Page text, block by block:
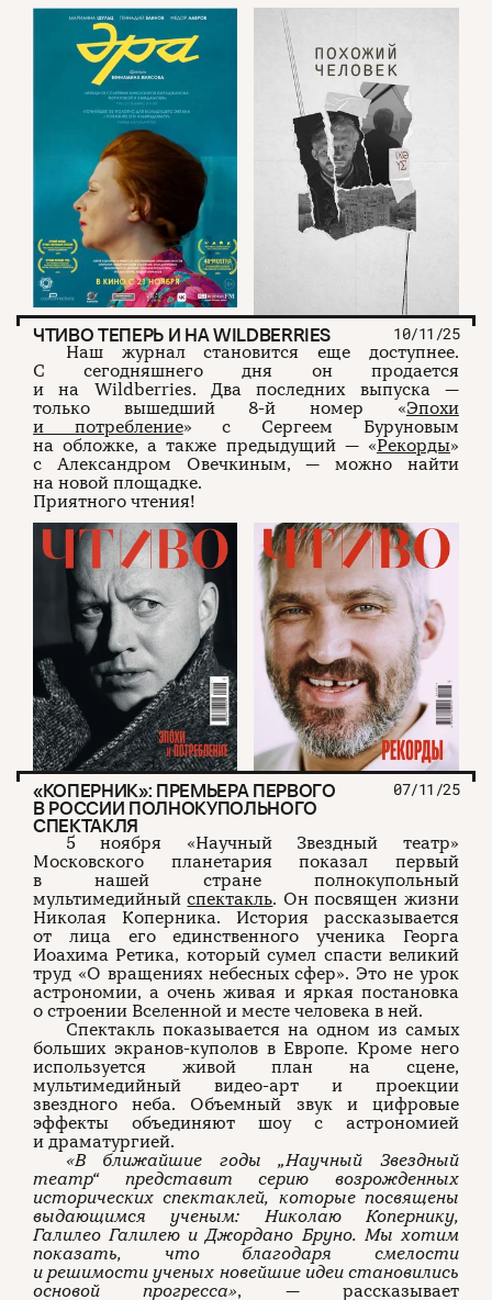
ЧТИВО ТЕПЕРЬ И НА WILDBERRIES 10/11/25
Наш журнал становится еще доступнее.
С сегодняшнего дня он продается
и на Wildberries. Два последних выпуска —
только вышедший 8-й номер «Эпохи
и потребление» с Сергеем Буруновым
на обложке, а также предыдущий — «Рекорды»
с Александром Овечкиным, — можно найти
на новой площадке.
Приятного чтения!
«КОПЕРНИК»: ПРЕМЬЕРА ПЕРВОГО
В РОССИИ ПОЛНОКУПОЛЬНОГО
СПЕКТАКЛЯ
07/11/25
5 ноября «Научный Звездный театр»
Московского планетария показал первый
в нашей стране полнокупольный
мультимедийныйспектакль. Он посвящен жизни
Николая Коперника. История рассказывается
от лица его единственного ученика Георга
Иоахима Ретика, который сумел спасти великий
труд «О вращениях небесных сфер». Это не урок
астрономии, а очень живая и яркая постановка
о строении Вселенной и месте человека в ней.
Спектакль показывается на одном из самых
больших экранов-куполов в Европе. Кроме него
используется живой план на сцене,
мультимедийный видео-арт и проекции
звездного неба. Объемный звук и цифровые
эффекты объединяют шоу с астрономией
и драматургией.
«В ближайшие годы „Научный Звездный
театр“представит серию возрожденных
исторических спектаклей, которые посвящены
выдающимся ученым: Николаю Копернику,
Галилео Галилею и Джордано Бруно. Мы хотим
показать, что благодаря смелости
и решимости ученых новейшие идеи становились
основой прогресса», — рассказывает